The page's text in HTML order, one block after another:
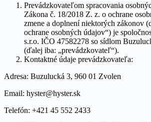
Prevádzkovateľom spracovania
Zákona č. 18/2018 Z. z. o ochrane
zmene a doplnení niektorých zákonov
ochrane osobných údajov“) je
s.r.o. IČO 47582278 so sídlom
(ďalej iba: „prevádzkovateľ“).
Kontaktné údaje prevádzkovateľa:
Adresa: Buzulucká 3, 960 01 Zvolen
Email: hyster@hyster.sk
Telefón: +421 45 552 2433